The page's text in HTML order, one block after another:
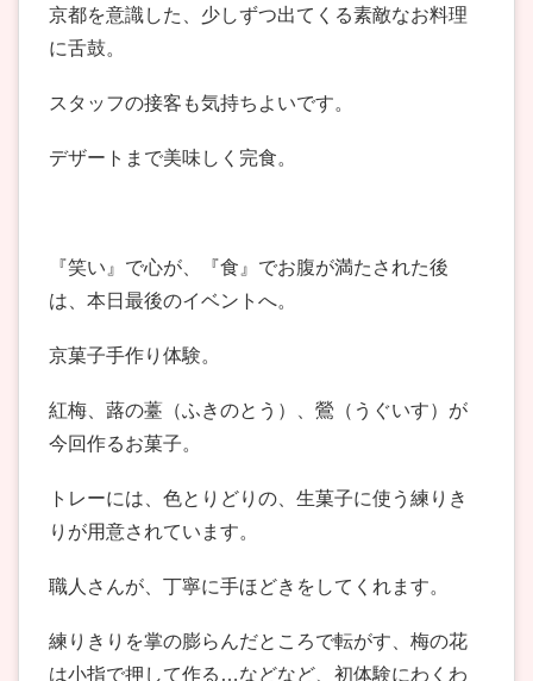
京都を意識した、少しずつ出てくる素敵なお料理
に舌鼓。
スタッフの接客も気持ちよいです。
デザートまで美味しく完食。
『笑い』で心が、『食』でお腹が満たされた後
は、本日最後のイベントへ。
京菓子手作り体験。
紅梅、蕗の薹（ふきのとう）、鶯（うぐいす）が
今回作るお菓子。
トレーには、色とりどりの、生菓子に使う練りき
りが用意されています。
職人さんが、丁寧に手ほどきをしてくれます。
練りきりを掌の膨らんだところで転がす、梅の花
は小指で押して作る…などなど、初体験にわくわ